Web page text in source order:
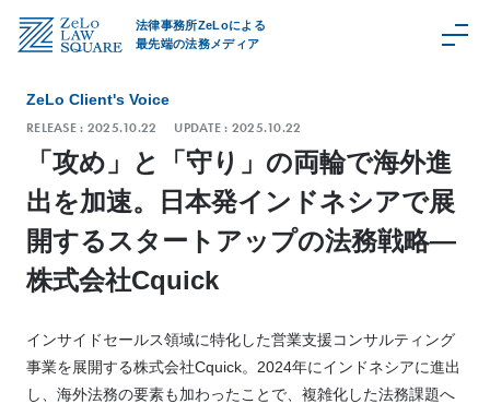
法律事務所ZeLoによる
最先端の法務メディア
C
a
t
e
g
r
y
ZeLo Client's Voice
RELEASE : 2025.10.22 UPDATE : 2025.10.22
「攻め」と「守り」の両輪で海外進
出を加速。日本発インドネシアで展
開するスタートアップの法務戦略―
株式会社Cquick
インサイドセールス領域に特化した営業支援コンサルティング
事業を展開する株式会社Cquick。2024年にインドネシアに進出
し、海外法務の要素も加わったことで、複雑化した法務課題へ